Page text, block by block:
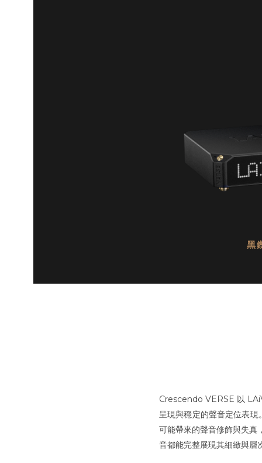
黑
Crescendo VERSE 以
呈現與穩定的聲音定位表
可能帶來的聲音修飾與失真
音都能完整展現其細緻與層